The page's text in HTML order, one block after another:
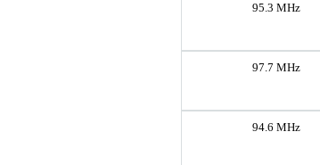
95.3 MHz
97.7 MHz
94.6 MHz